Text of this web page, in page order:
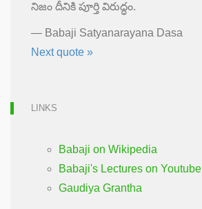
నిజం దీనికి పూర్తి విరుద్ధం.
— Babaji Satyanarayana Dasa
Next quote »
LINKS
Babaji on Wikipedia
Babaji's Lectures on Youtube
Gaudiya Grantha